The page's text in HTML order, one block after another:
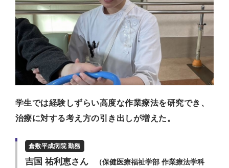
学生では経験しずらい高度な作業療法を研究でき、
治療に対する考え方の引き出しが増えた。
倉敷平成病院 勤務
吉国 祐利恵さん （保健医療福祉学部 作業療法学科